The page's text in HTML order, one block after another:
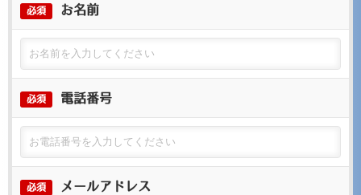
必須 お名前
必須 電話番号
必須 メールアドレス